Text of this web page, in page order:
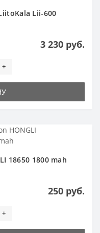
Lii-600
3 230 руб.
+
18650 1800 mah
250 руб.
+